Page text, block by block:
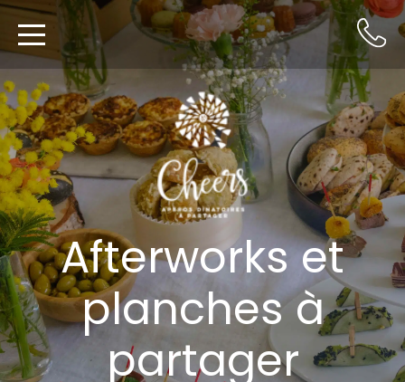
Afterworks et
planches à
partager